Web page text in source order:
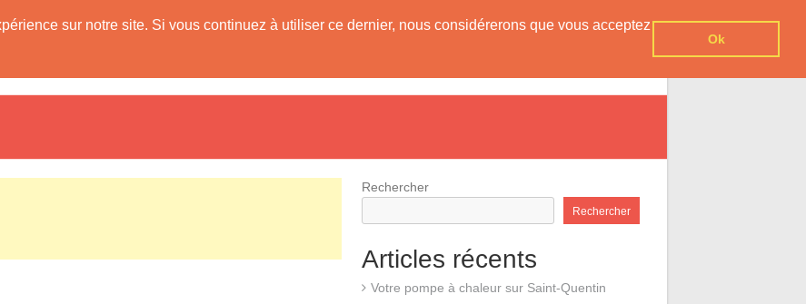
sur notre site. Si vous continuez à utiliser ce dernier, nous considérerons que vous acceptez
Ok
Rechercher
Rechercher
Articles récents
Votre pompe à chaleur sur Saint-Quentin